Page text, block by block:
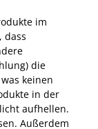
im
dass
die
keinen
in der
aufhellen.
Außerdem